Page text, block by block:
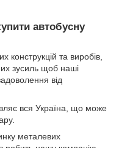
автобусну
конструкцій та виробів,
зусиль щоб наші
від
вся Україна, що може
металевих